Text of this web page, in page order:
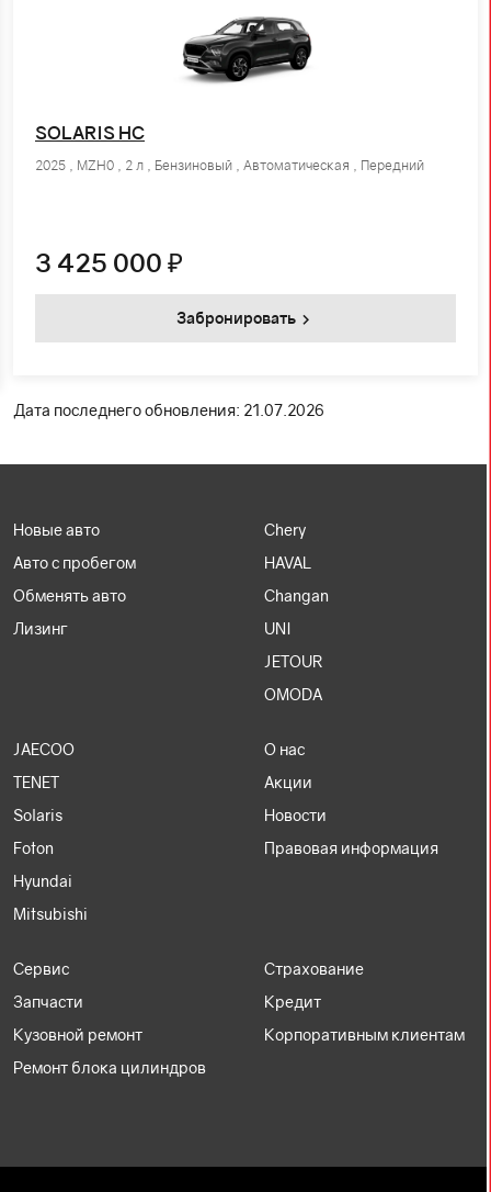
SOLARIS HC
2025 , MZH0 , 2 л , Бензиновый , Автоматическая , Передний
3 425 000 ₽
Забронировать
Дата последнего обновления: 21.07.2026
Новые авто
Авто с пробегом
Обменять авто
Лизинг
Chery
HAVAL
Changan
UNI
JETOUR
OMODA
JAECOO
TENET
Solaris
Foton
Hyundai
Mitsubishi
О нас
Акции
Новости
Правовая информация
Сервис
Запчасти
Кузовной ремонт
Ремонт блока цилиндров
Страхование
Кредит
Корпоративным клиентам